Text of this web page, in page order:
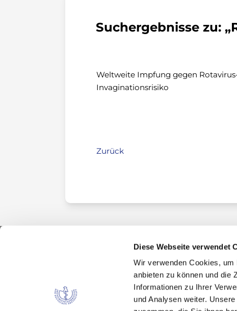
Diese Webseite verwendet
Wir verwenden Cookies,
anbieten zu können und die
Informationen zu Ihrer
und Analysen weiter.
Suchergebnisse zu:
Weltweite Impfung gegen
Invaginationsrisiko
Zurück
Arzneimittelkommission der deutschen
Fachausschuss der Bundesärztekammer